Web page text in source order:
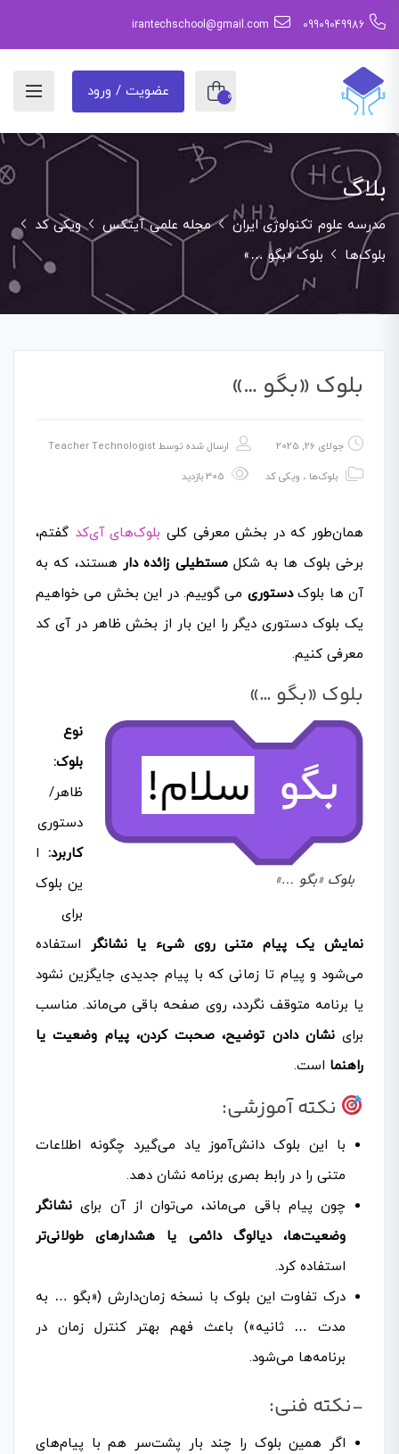
09909049986
irantechschool@gmail.com
0 عضویت / ورود
بلاگ
مدرسه علوم تکنولوژی ایران مجله علمی آیتکس
ویکی کد
بلوک‌ها
بلوک «بگو …»
بلوک «بگو …»
جولای 26, 2025 ارسال شده توسط Teacher Technologist
بلوک‌ها ، ویکی کد
همان‌طور که در بخش معرفی کلی بلوک‌های آی‌کد گفتم،
برخی بلوک ها به شکلمستطیلی زائده دار هستند، که به
آن ها بلوکدستوری می گوییم. در این بخش می خواهیم
یک بلوک دستوری دیگر را این بار از بخش ظاهر در آی کد
معرفی کنیم.
بلوک «بگو …»
بلوک «بگو …»
نوع
بلوک:
ظاهر/
دستوری
کاربرد: ا
ین بلوک
برای
نمایش یک پیام متنی روی شیء یا نشانگر
استفاده
می‌شود و پیام تا زمانی که با پیام جدیدی جایگزین نشود
یا برنامه متوقف نگردد، روی صفحه باقی می‌ماند. مناسب
براینشان دادن توضیح، صحبت کردن، پیام وضعیت یا
راهنما است.
نکته آموزشی:
با این بلوک دانش‌آموز یاد می‌گیرد چگونه اطلاعات
متنی را در رابط بصری برنامه نشان دهد.
چون پیام باقی می‌ماند، می‌توان از آن برای نشانگر
وضعیت‌ها، دیالوگ دائمی یا هشدارهای طولانی‌تر
استفاده کرد.
درک تفاوت این بلوک با نسخه‌ زمان‌دارش («بگو … به
مدت … ثانیه») باعث فهم بهتر کنترل زمان در
برنامه‌ها می‌شود.
-نکته فنی:
اگر همین بلوک را چند بار پشت‌سر هم با پیام‌های